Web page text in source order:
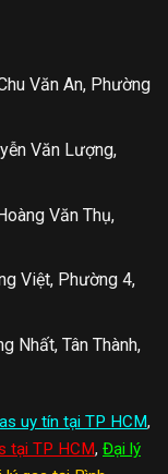
Văn An, Phường
Văn Lượng,
Văn Thụ,
Việt, Phường 4,
Nhất, Tân Thành,
uy tín tại TP HCM,
tại TP HCM, Đại lý